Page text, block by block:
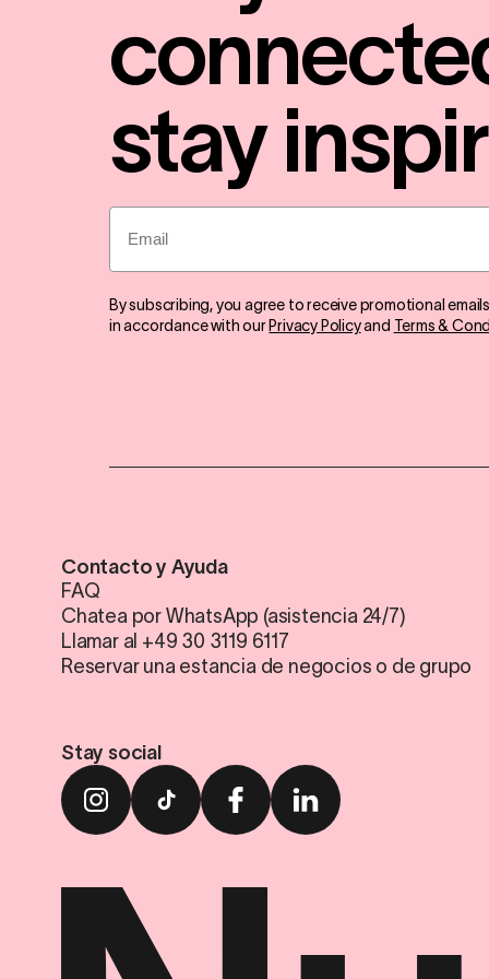
stay
Email
By subscribing, you agree to receive promotional
in accordance with ourPrivacy Policyand Terms &
Contacto y Ayuda
FAQ
Chatea por WhatsApp (asistencia 24/7)
Llamar al +49 30 3119 6117
Reservar una estancia de negocios o de grupo
Stay social